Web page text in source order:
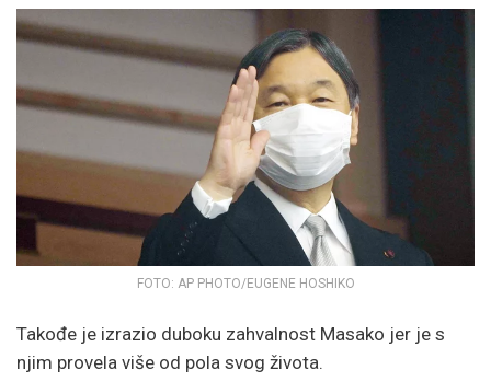
FOTO: AP PHOTO/EUGENE HOSHIKO
Takođe je izrazio duboku zahvalnost Masako jer je s
njim provela više od pola svog života.